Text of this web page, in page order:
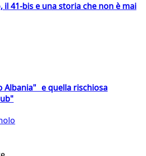
il 41-bis e una storia che non è mai
Albania" e quella rischiosa